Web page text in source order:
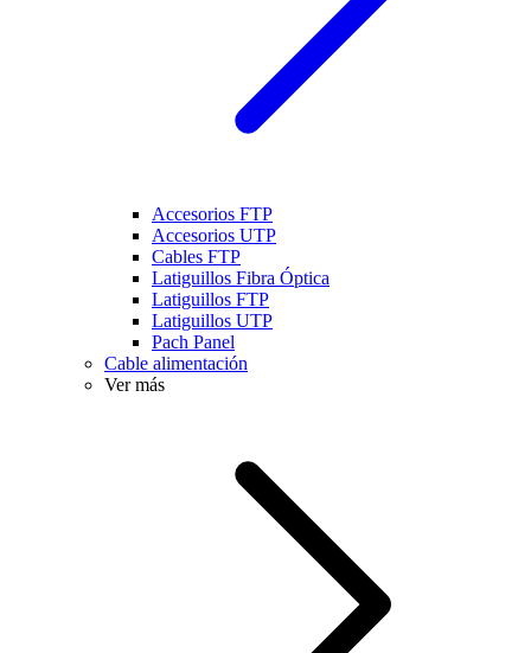
Accesorios FTP
Accesorios UTP
Cables FTP
Latiguillos Fibra Óptica
Latiguillos FTP
Latiguillos UTP
Pach Panel
Cable alimentación
Ver más